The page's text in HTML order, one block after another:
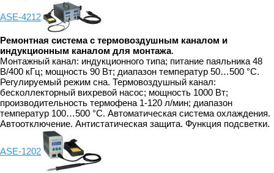
ASE-4212
Ремонтная система с термовоздушным каналом и
индукционным каналом для монтажа.
Монтажный канал: индукционного типа; питание паяльника 48
В/400 кГц; мощность 90 Вт; диапазон температур 50…500 °C.
Регулируемый режим сна. Термовоздушный канал:
бесколлекторный вихревой насос; мощность 1000 Вт;
производительность термофена 1-120 л/мин; диапазон
температур 100…500 °C. Автоматическая система охлаждения.
Автоотключение. Антистатическая защита. Функция подсветки.
ASE-1202